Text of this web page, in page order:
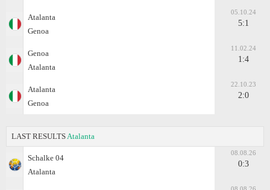
Atalanta
Genoa
05.10.24
5:1
Genoa
Atalanta
11.02.24
1:4
Atalanta
Genoa
22.10.23
2:0
LAST RESULTS Atalanta
Schalke 04
Atalanta
08.08.26
0:3